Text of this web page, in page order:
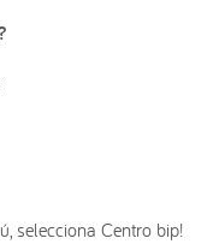
selecciona Centro bip!